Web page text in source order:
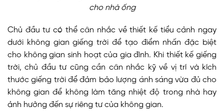
cho nhà ống
Chủ đầu tư có thể cân nhắc về thiết kế tiểu cảnh ngay
dưới không gian giếng trời để tạo điểm nhấn đặc biệt
cho không gian sinh hoạt của gia đình. Khi thiết kế giếng
trời, chủ đầu tư cũng cần cân nhắc kỹ về vị trí và kích
thước giếng trời để đảm bảo lượng ánh sáng vừa đủ cho
không gian để không làm tăng nhiệt độ trong nhà hay
ảnh hưởng đến sự riêng tư của không gian.